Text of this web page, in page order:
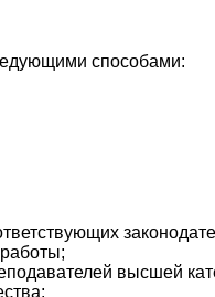
способами:
высшей